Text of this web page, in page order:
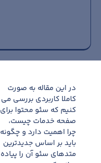
در این مقاله به صورت
کاملا کاربردی بررسی می
کنیم که سئو محتوا برای
صفحه خدمات چیست،
چرا اهمیت دارد و چگونه
باید بر اساس جدیدترین
متدهای سئو آن را پیاده